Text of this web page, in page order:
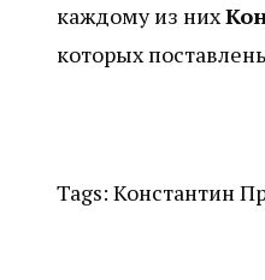
каждому из них
которых
Tags: Константин